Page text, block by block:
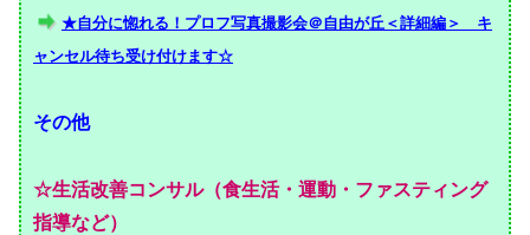
★自分に惚れる！プロフ写真撮影会＠自由が丘＜詳細編＞ キ
ャンセル待ち受け付けます☆
その他
☆生活改善コンサル（食生活・運動・ファスティング
指導など）